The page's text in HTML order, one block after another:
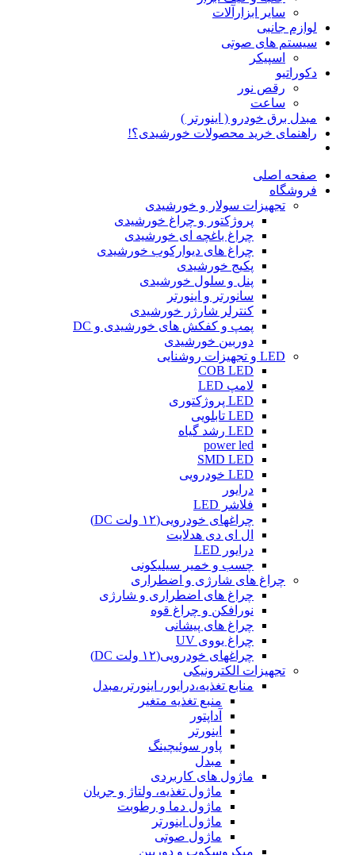
سایر ابزارآلات
لوازم جانبی
سیستم های صوتی
اسپیکر
دکوراتیو
رقص نور
ساعت
مبدل برق خودرو ( اینورتر )
راهنمای خرید محصولات خورشیدی؟!
صفحه اصلی
فروشگاه
تجهیزات سولار و خورشیدی
پروژکتور و چراغ خورشیدی
چراغ باغچه ای خورشیدی
چراغ های دیوارکوب خورشیدی
پکیج خورشیدی
پنل و سلول خورشیدی
سانورتر و اینورتر
کنترلر شارژر خورشیدی
پمپ و کفکش های خورشیدی و DC
دوربین خورشیدی
LED و تجهیزات روشنایی
COB LED
لامپ LED
LED پروژکتوری
LED تابلویی
LED رشد گیاه
power led
SMD LED
LED خودرویی
درایور
فلاشر LED
چراغهای خودرویی(۱۲ ولت DC)
ال ای دی هدلایت
درایور LED
چسب و خمیر سیلیکونی
چراغ های شارژی و اضطراری
چراغ های اضطراری و شارژی
نورافکن و چراغ قوه
چراغ های پیشانی
چراغ یووی UV
چراغهای خودرویی(۱۲ ولت DC)
تجهیزات الکترونیکی
منابع تغذیه،درایور، اینورتر،مبدل
منبع تغذیه متغیر
آداپتور
اینورتر
پاور سوئیچینگ
مبدل
ماژول های کاربردی
ماژول تغذیه، ولتاژ و جریان
ماژول دما و رطوبت
ماژول اینورتر
ماژول صوتی
میکروسکوپ و دوربین